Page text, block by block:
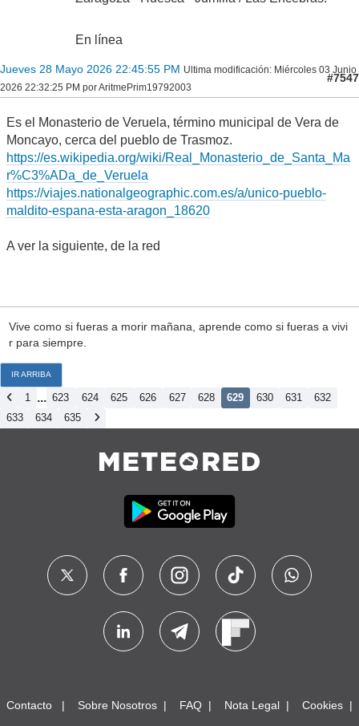
En línea
Jueves 28 Mayo 2026 22:45:55 PM Ultima modificación: Miércoles 03 Junio
2026 22:32:25 PM por AritmePrim19792003
#7547
Es el Monasterio de Veruela, término municipal de Vera de
Moncayo, cerca del pueblo de Trasmoz.
https://es.wikipedia.org/wiki/Real_Monasterio_de_Santa_Ma
r%C3%ADa_de_Veruela
https://viajes.nationalgeographic.com.es/a/unico-pueblo-
maldito-espana-esta-aragon_18620
A ver la siguiente, de la red
Vive como si fueras a morir mañana, aprende como si fueras a vivi
r para siempre.
IR ARRIBA
1 ... 623 624 625 626 627 628 629 630 631
632
633
634 635
Contacto Sobre Nosotros FAQ Nota Legal Cookies